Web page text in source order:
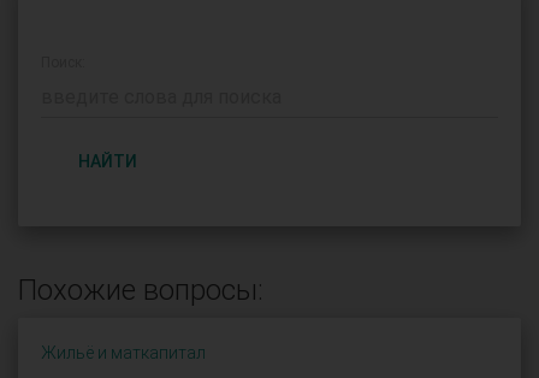
НАЙТИ
Похожие вопросы:
Жильё и маткапитал